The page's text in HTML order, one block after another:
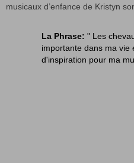
musicaux d’enfance de Kristyn
La Phrase: " Les
importante dans ma vie
d'inspiration pour ma